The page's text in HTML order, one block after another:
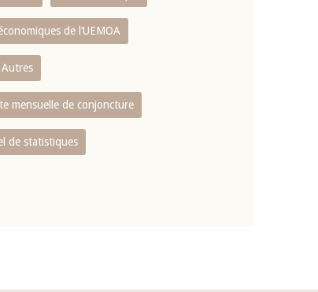
de l‘UEMOA
Autres
mensuelle de conjoncture
de statistiques